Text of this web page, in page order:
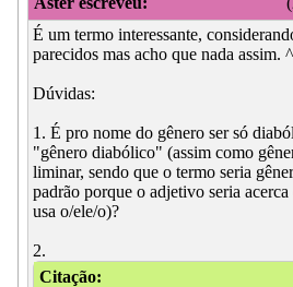
É um termo interessante,
parecidos mas acho que nada assim.
Dúvidas:
1. É pro nome do gênero ser só
"gênero diabólico" (assim como
liminar, sendo que o termo seria
padrão porque o adjetivo seria
usa o/ele/o)?
2.
Citação: